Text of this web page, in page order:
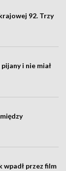
92. Trzy
i nie miał
wpadł przez film